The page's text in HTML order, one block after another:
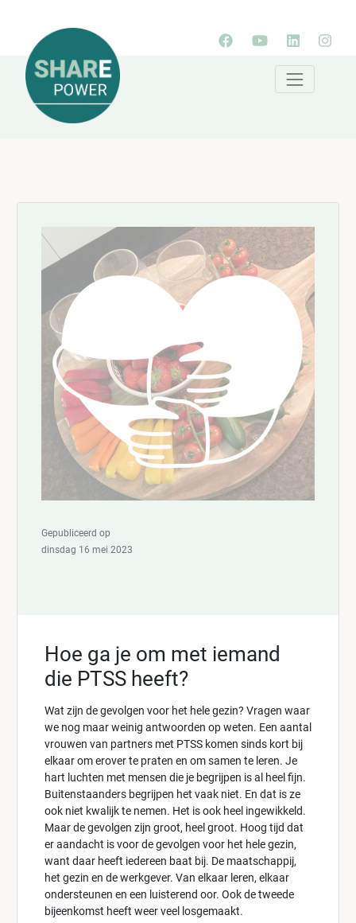
Gepubliceerd op
dinsdag 16 mei 2023
Hoe ga je om met iemand
die PTSS heeft?
Wat zijn de gevolgen voor het hele gezin? Vragen waar
we nog maar weinig antwoorden op weten. Een aantal
vrouwen van partners met PTSS komen sinds kort bij
elkaar om erover te praten en om samen te leren. Je
hart luchten met mensen die je begrijpen is al heel fijn.
Buitenstaanders begrijpen het vaak niet. En dat is ze
ook niet kwalijk te nemen. Het is ook heel ingewikkeld.
Maar de gevolgen zijn groot, heel groot. Hoog tijd dat
er aandacht is voor de gevolgen voor het hele gezin,
want daar heeft iedereen baat bij. De maatschappij,
het gezin en de werkgever. Van elkaar leren, elkaar
ondersteunen en een luisterend oor. Ook de tweede
bijeenkomst heeft weer veel losgemaakt.